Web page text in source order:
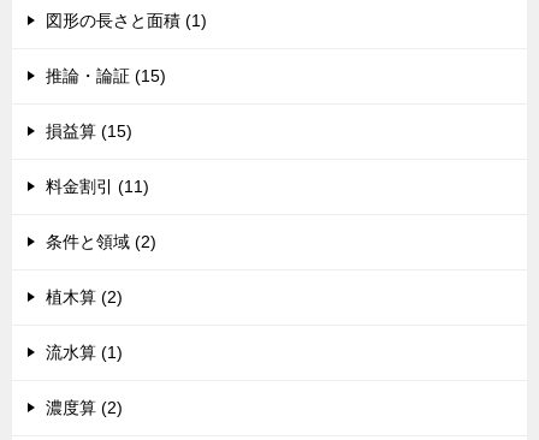
図形の長さと面積 (1)
推論・論証 (15)
損益算 (15)
料金割引 (11)
条件と領域 (2)
植木算 (2)
流水算 (1)
濃度算 (2)